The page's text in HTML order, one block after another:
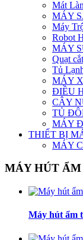
Mát
MÁY
Máy
Robot
MÁY
Quạt
Tủ
MÁY
ĐIỀU
CÂY
TỦ
MÁY
THIẾT BỊ
MÁY
MÁY HÚT ẨM
Máy hút ẩm